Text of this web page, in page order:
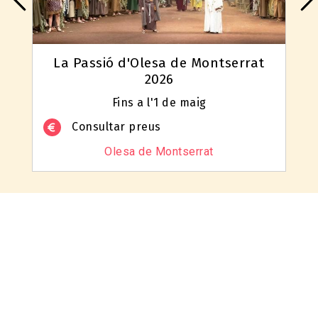
La Passió d'Olesa de Montserrat
2026
Fins a l'1 de maig
Consultar preus
Olesa de Montserrat